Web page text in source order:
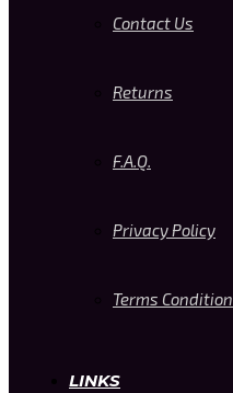
Contact Us
Returns
F.A.Q.
Privacy Policy
Terms Condition
LINKS